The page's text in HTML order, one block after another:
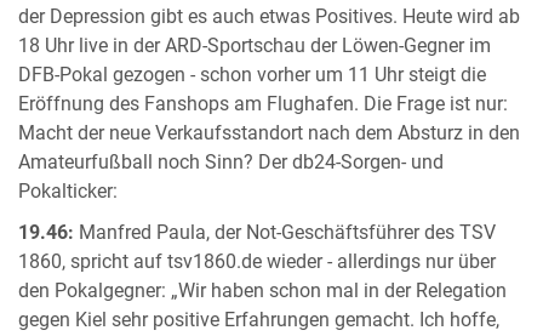
der Depression gibt es auch etwas Positives. Heute wird ab
18 Uhr live in der ARD-Sportschau der Löwen-Gegner im
DFB-Pokal gezogen - schon vorher um 11 Uhr steigt die
Eröffnung des Fanshops am Flughafen. Die Frage ist nur:
Macht der neue Verkaufsstandort nach dem Absturz in den
Amateurfußball noch Sinn? Der db24-Sorgen- und
Pokalticker:
19.46: Manfred Paula, der Not-Geschäftsführer des TSV
1860, spricht auf tsv1860.de wieder - allerdings nur über
den Pokalgegner: „Wir haben schon mal in der Relegation
gegen Kiel sehr positive Erfahrungen gemacht. Ich hoffe,